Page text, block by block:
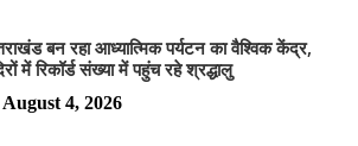
बन रहा आध्यात्मिक पर्यटन का वैश्विक केंद्र,
में रिकॉर्ड संख्या में पहुंच रहे श्रद्धालु
August 4, 2026